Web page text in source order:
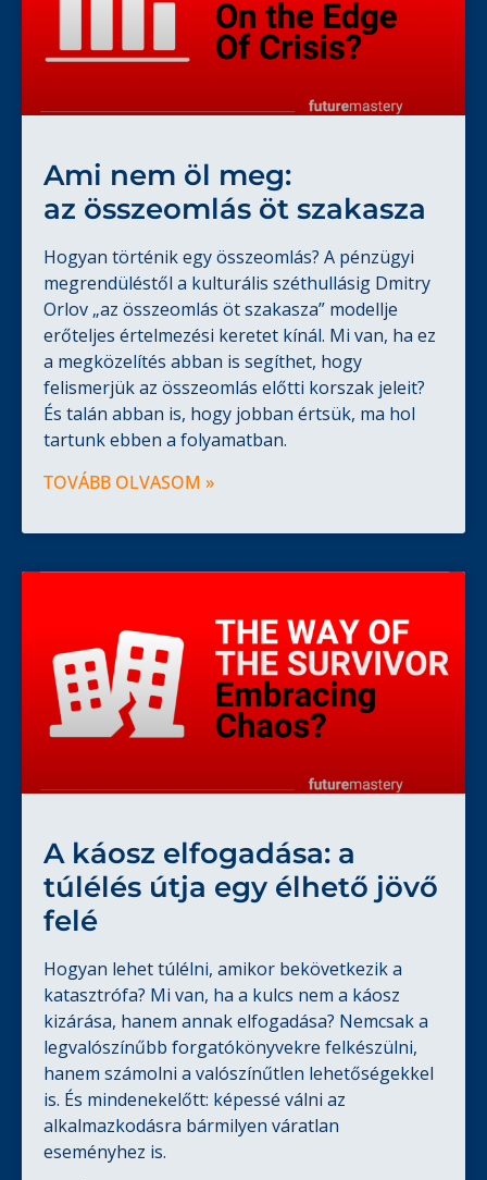
Ami nem öl meg:
az összeomlás öt szakasza
Hogyan történik egy összeomlás? A pénzügyi
megrendüléstől a kulturális széthullásig Dmitry
Orlov „az összeomlás öt szakasza” modellje
erőteljes értelmezési keretet kínál. Mi van, ha ez
a megközelítés abban is segíthet, hogy
felismerjük az összeomlás előtti korszak jeleit?
És talán abban is, hogy jobban értsük, ma hol
tartunk ebben a folyamatban.
TOVÁBB OLVASOM »
A káosz elfogadása: a
túlélés útja egy élhető jövő
felé
Hogyan lehet túlélni, amikor bekövetkezik a
katasztrófa? Mi van, ha a kulcs nem a káosz
kizárása, hanem annak elfogadása? Nemcsak a
legvalószínűbb forgatókönyvekre felkészülni,
hanem számolni a valószínűtlen lehetőségekkel
is. És mindenekelőtt: képessé válni az
alkalmazkodásra bármilyen váratlan
eseményhez is.